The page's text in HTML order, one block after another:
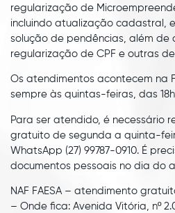
regularização de
incluindo atualização cadastral,
solução de pendências, além
regularização de CPF e outras
Os atendimentos acontecem na
sempre às quintas-feiras, das
Para ser atendido, é necessário
gratuito de segunda a quinta-
WhatsApp (27) 99787-0910. É
documentos pessoais no dia do
NAF FAESA – atendimento
– Onde fica: Avenida Vitória, nº